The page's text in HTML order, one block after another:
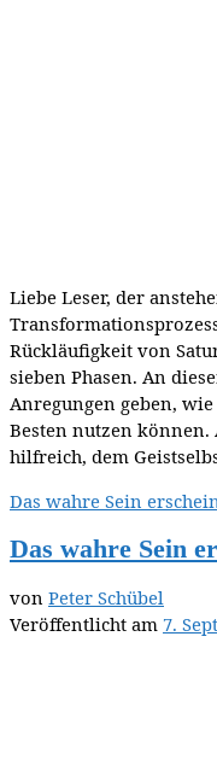
Liebe Leser, der
Rückläufigkeit von
sieben Phasen. An
Anregungen geben,
Besten nutzen können.
hilfreich, dem
Das wahre Sein
Das wahre Sein
von Peter Schübel
Veröffentlicht am 7.